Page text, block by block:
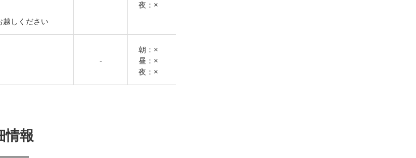
しください
夜：×
-
朝：×
昼：×
夜：×
情報